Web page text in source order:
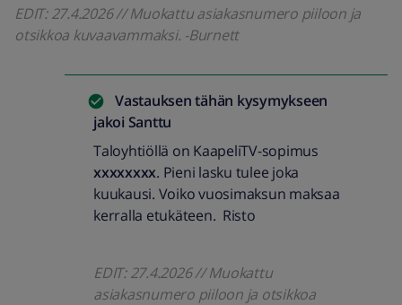
EDIT: 27.4.2026 // Muokattu asiakasnumero piiloon ja
otsikkoa kuvaavammaksi. -Burnett
Vastauksen tähän kysymykseen
jakoi Santtu
Taloyhtiöllä on KaapeliTV-sopimus
xxxxxxxx. Pieni lasku tulee joka
kuukausi. Voiko vuosimaksun maksaa
kerralla etukäteen. Risto
EDIT: 27.4.2026 // Muokattu
asiakasnumero piiloon ja otsikkoa